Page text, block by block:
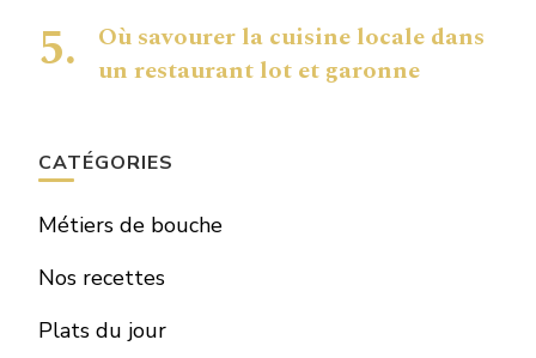
Où savourer la cuisine locale dans
un restaurant lot et garonne
CATÉGORIES
Métiers de bouche
Nos recettes
Plats du jour